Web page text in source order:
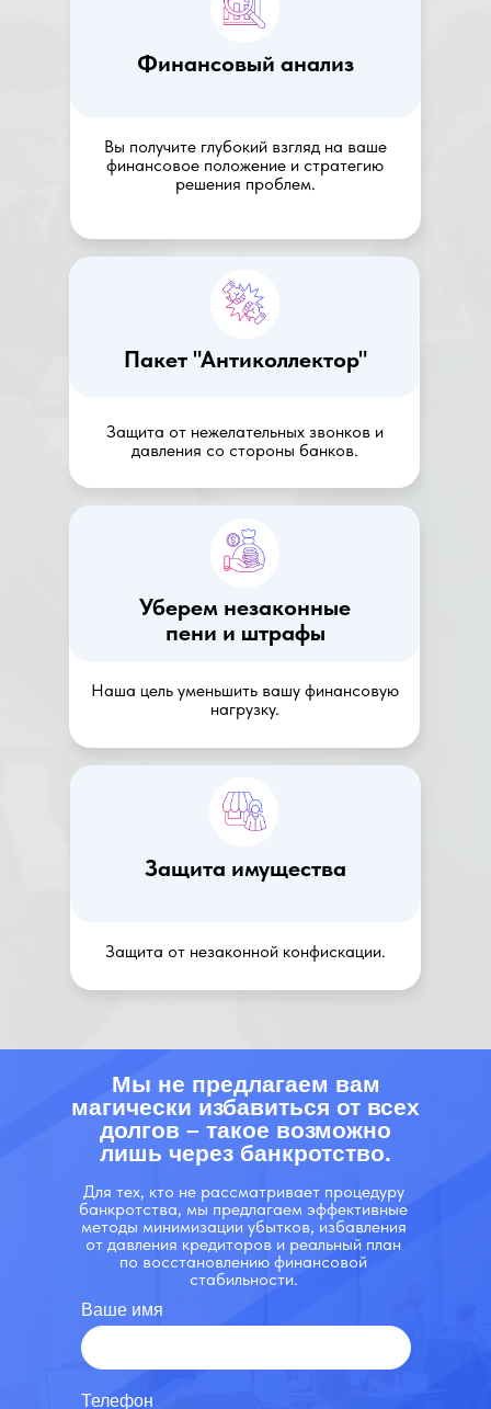
Финансовый анализ
Вы получите глубокий взгляд на ваше
финансовое положение и стратегию
решения проблем.
Пакет "Антиколлектор"
Защита от нежелательных звонков и
давления со стороны банков.
Уберем незаконные
пени и штрафы
Наша цель уменьшить вашу финансовую
нагрузку.
Защита имущества
Защита от незаконной конфискации.
Мы не предлагаем вам
магически избавиться от всех
долгов – такое возможно
лишь через банкротство.
Для тех, кто не рассматривает процедуру
банкротства, мы предлагаем эффективные
методы минимизации убытков, избавления
от давления кредиторов и реальный план
по восстановлению финансовой
стабильности.
Ваше имя
Телефон